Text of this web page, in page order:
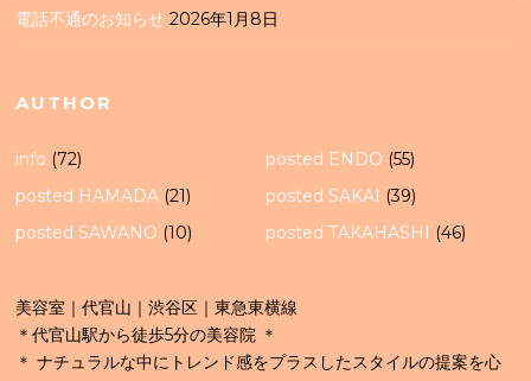
電話不通のお知らせ 2026年1月8日
AUTHOR
info (72) posted ENDO (55)
posted HAMADA (21) posted SAKAI (39)
posted SAWANO (10) posted TAKAHASHI (46)
美容室｜代官山｜渋谷区｜東急東横線
＊代官山駅から徒歩5分の美容院 ＊
＊ ナチュラルな中にトレンド感をプラスしたスタイルの提案を心